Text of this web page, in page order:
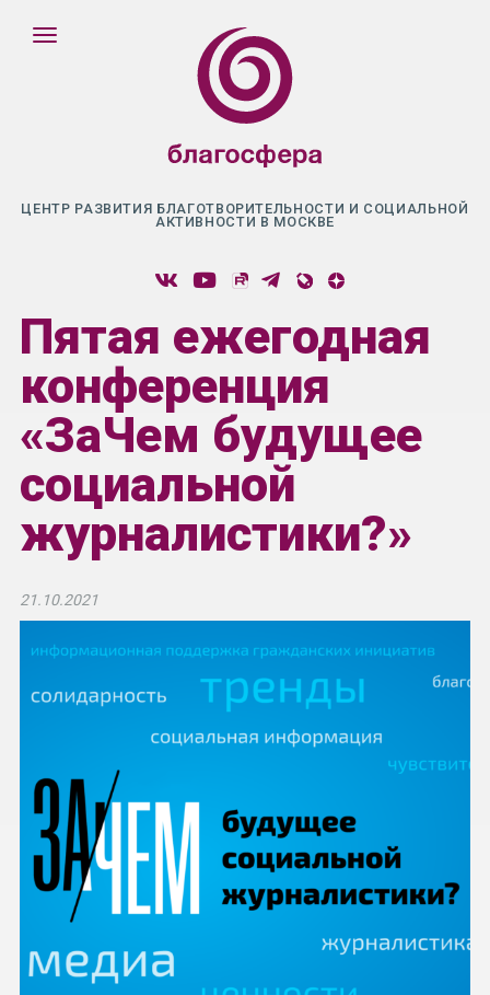
ЦЕНТР РАЗВИТИЯ БЛАГОТВОРИТЕЛЬНОСТИ И СОЦИАЛЬНОЙ
АКТИВНОСТИ В МОСКВЕ
Пятая ежегодная
конференция
«ЗаЧем будущее
социальной
журналистики?»
21.10.2021